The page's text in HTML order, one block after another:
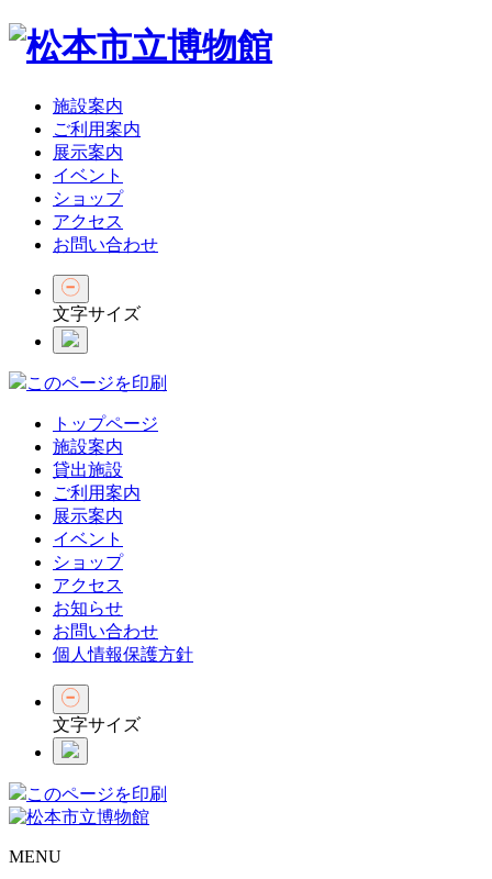
施設案内
ご利用案内
展示案内
イベント
ショップ
アクセス
お問い合わせ
文字サイズ
このページを印刷
トップページ
施設案内
貸出施設
ご利用案内
展示案内
イベント
ショップ
アクセス
お知らせ
お問い合わせ
個人情報保護方針
文字サイズ
このページを印刷
MENU